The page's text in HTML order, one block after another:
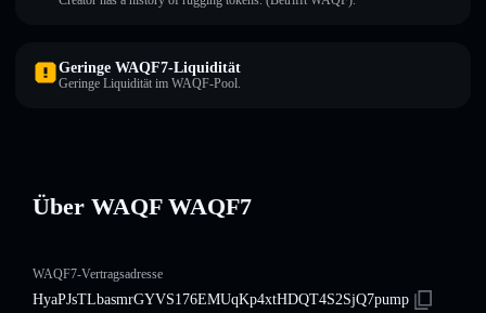
Geringe WAQF7-Liquidität
Geringe Liquidität im WAQF-Pool.
Über WAQF WAQF7
WAQF7-Vertragsadresse
HyaPJsTLbasmrGYVS176EMUqKp4xtHDQT4S2SjQ7pump